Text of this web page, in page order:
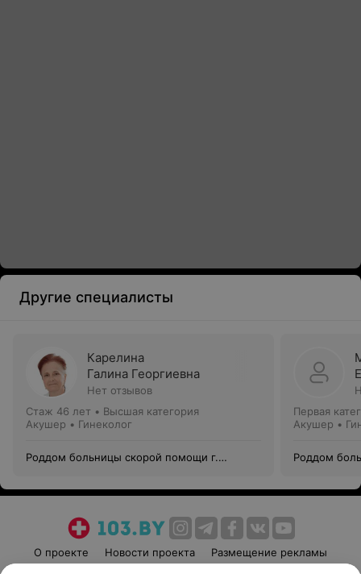
Другие специалисты
Карелина
Галина Георгиевна
Нет отзывов
Стаж 46 лет • Высшая категория
Акушер • Гинеколог
Роддом больницы скорой помощи г.
Первая
Акушер •
Роддом
О проекте Новости проекта
Размещение рекламы